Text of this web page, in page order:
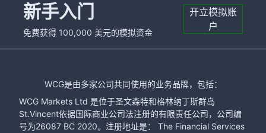
新手入门
免费获得 100,000 美元的模拟资金
开立模拟账
户
WCG是由多家公司共同使用的业务品牌，包括：
WCG Markets Ltd 是位于圣文森特和格林纳丁斯群岛
St.Vincent依据国际商业公司法注册的有限责任公司，公司编
号为26087 BC 2020。注册地址是： The Financial Services